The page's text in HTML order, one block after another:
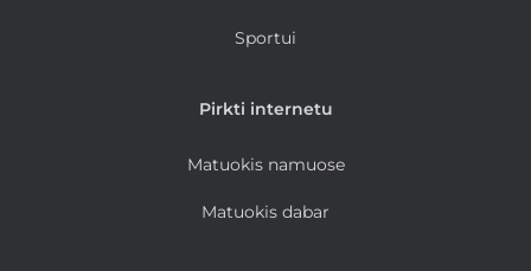
Sportui
Pirkti internetu
Matuokis namuose
Matuokis dabar